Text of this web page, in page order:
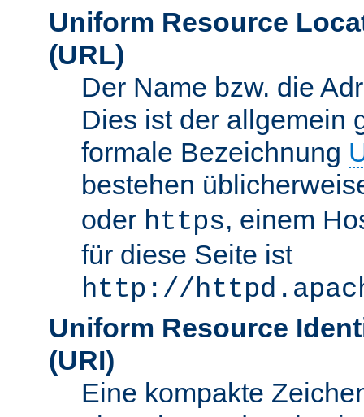
Uniform Resource
(URL)
Der Name bzw. die
Dies ist der allgemein
formale Bezeichnung
bestehen
oder https, einem
für diese Seite ist
http://
Uniform Resource
(URI)
Eine kompakte